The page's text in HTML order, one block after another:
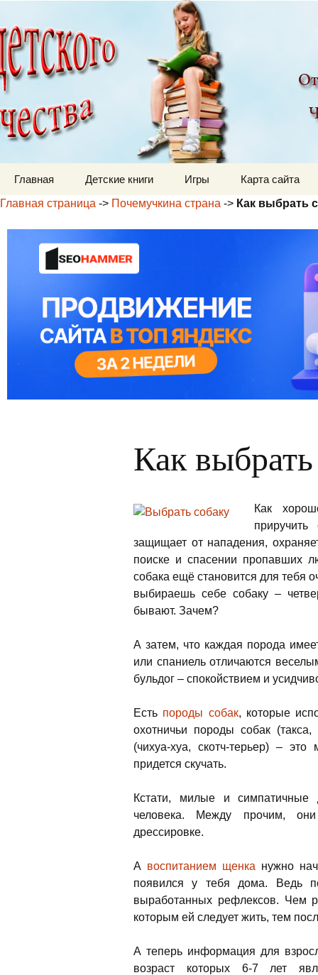
Детский мир
Главная Детские книги Игры
Карта сайта
Главная страница -> Почемучкина страна -> Как выбрать
Как
Как
защищает от нападения,
поиске и спасении пропавших
собака ещё становится для тебя
выбираешь себе собаку –
бывают. Зачем?
А затем, что каждая порода
или спаниель отличаются
бульдог – спокойствием и
Есть породы собак, которые
охотничьи породы собак
(чихуа-хуа, скотч-терьер) –
придется скучать.
Кстати, милые и
человека. Между прочим,
дрессировке.
А воспитанием щенка нужно
появился у тебя дома. Ведь
выработанных рефлексов. Чем
которым ей следует жить, тем
А теперь информация для
возраст которых 6-7 лет